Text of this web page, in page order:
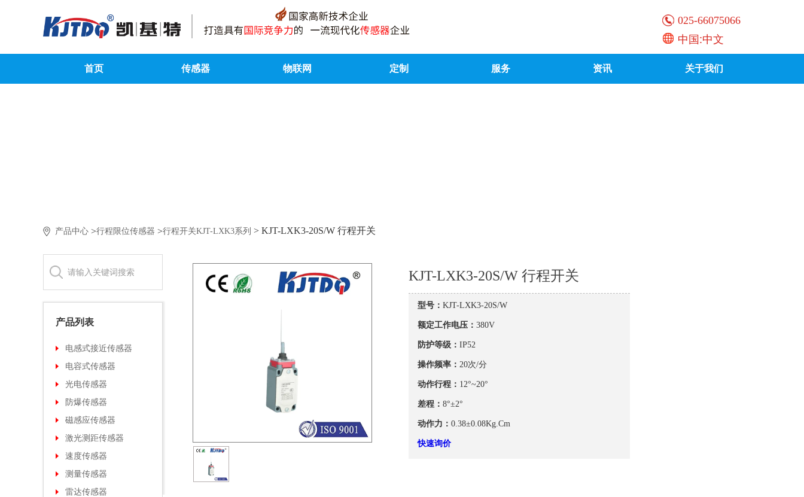
025-66075066
中国:中文
首页 传感器 物联网 定制 服务 资讯 关于我们
产品中心 >行程限位传感器 >行程开关KJT-LXK3系列 > KJT-LXK3-20S/W 行程开关
产品列表
电感式接近传感器
电容式传感器
光电传感器
防爆传感器
磁感应传感器
激光测距传感器
速度传感器
测量传感器
雷达传感器
KJT-LXK3-20S/W 行程开关
型号： KJT-LXK3-20S/W
额定工作电压： 380V
防护等级： IP52
操作频率： 20次/分
动作行程： 12°~20°
差程： 8°±2°
动作力： 0.38±0.08Kg.Cm
快速询价